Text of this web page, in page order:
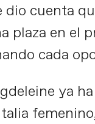
cuenta
plaza en el
cada
ya